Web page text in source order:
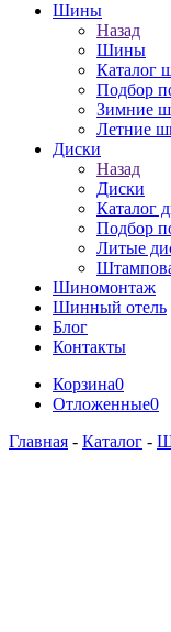
Шины
Назад
Шины
Каталог
Подбор
Зимние
Летние
Диски
Назад
Диски
Каталог
Подбор
Литые
Шиномонтаж
Шинный отель
Блог
Контакты
Корзина0
Отложенные0
Главная - Каталог -